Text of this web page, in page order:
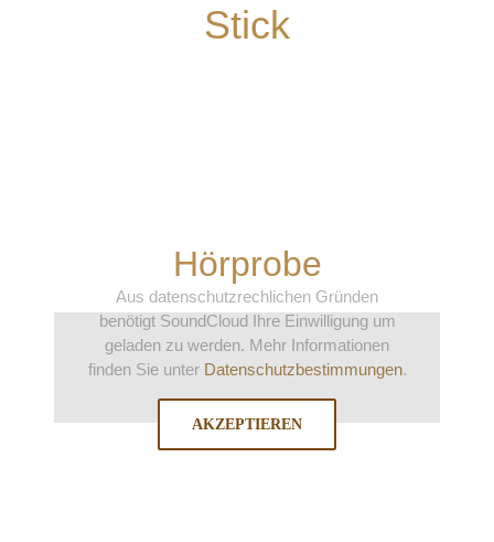
Stick
Hörprobe
Aus datenschutzrechlichen Gründen
benötigt SoundCloud Ihre Einwilligung um
geladen zu werden. Mehr Informationen
finden Sie unter Datenschutzbestimmungen.
AKZEPTIEREN